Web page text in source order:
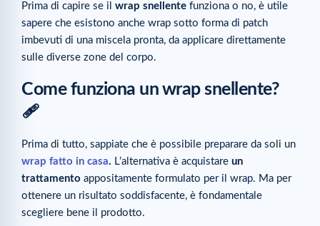
Prima di capire se il wrap snellente funziona o no, è utile
sapere che esistono anche wrap sotto forma di patch
imbevuti di una miscela pronta, da applicare direttamente
sulle diverse zone del corpo.
Come funziona un wrap snellente?
🩹
Prima di tutto, sappiate che è possibile preparare da soli un
wrap fatto in casa. L’alternativa è acquistare un
trattamento appositamente formulato per il wrap. Ma per
ottenere un risultato soddisfacente, è fondamentale
scegliere bene il prodotto.